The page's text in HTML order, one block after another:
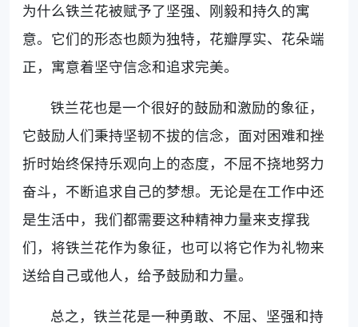
为什么铁兰花被赋予了坚强、刚毅和持久的寓
意。它们的形态也颇为独特，花瓣厚实、花朵端
正，寓意着坚守信念和追求完美。
铁兰花也是一个很好的鼓励和激励的象征，
它鼓励人们秉持坚韧不拔的信念，面对困难和挫
折时始终保持乐观向上的态度，不屈不挠地努力
奋斗，不断追求自己的梦想。无论是在工作中还
是生活中，我们都需要这种精神力量来支撑我
们，将铁兰花作为象征，也可以将它作为礼物来
送给自己或他人，给予鼓励和力量。
总之，铁兰花是一种勇敢、不屈、坚强和持